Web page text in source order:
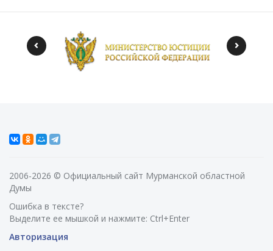
2006-2026 © Официальный сайт Мурманской областной
Думы
Ошибка в тексте?
Выделите ее мышкой и нажмите: Ctrl+Enter
Авторизация